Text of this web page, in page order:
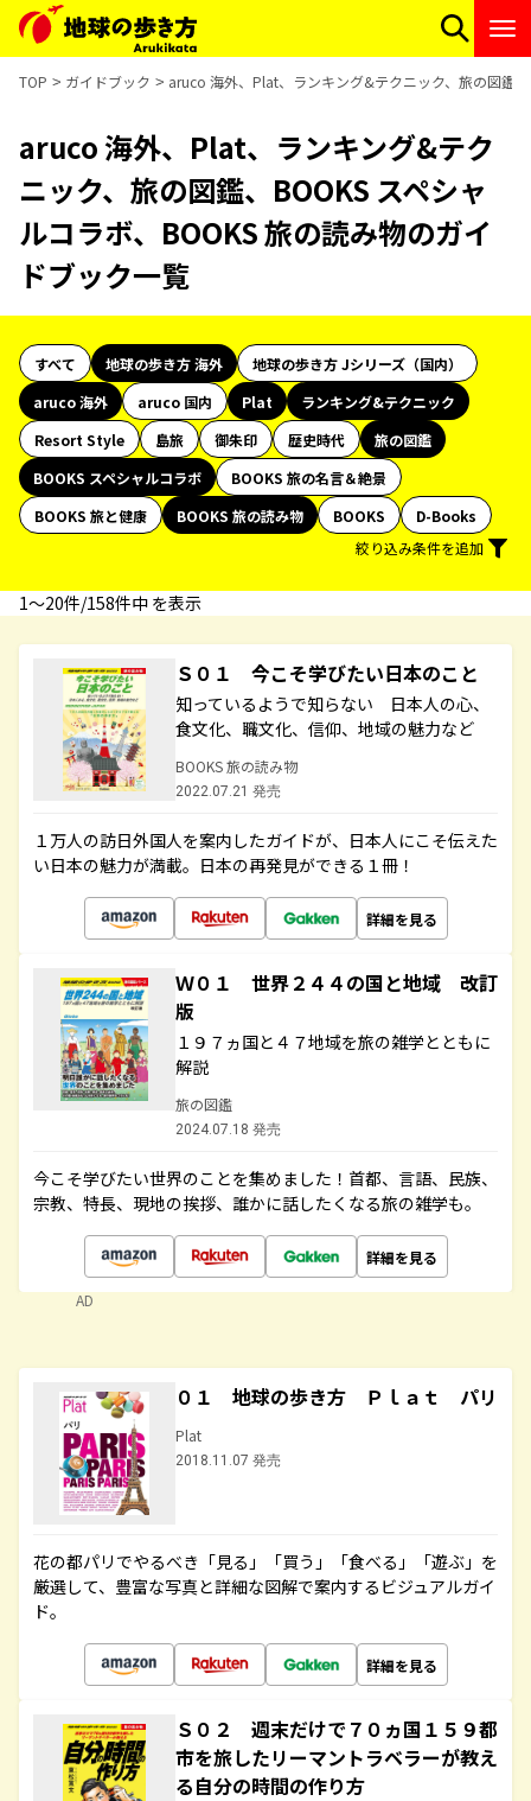
TOP ガイドブック aruco 海外、Plat、ランキング&テクニック、旅の図鑑
aruco 海外、Plat、ランキング&テク
ニック、旅の図鑑、BOOKS スペシャ
ルコラボ、BOOKS 旅の読み物のガイ
ドブック一覧
すべて 地球の歩き方 海外
地球の歩き方 Jシリーズ（国内）
aruco 海外
aruco 国内 Plat
ランキング&テクニック
Resort Style
島旅 御朱印 歴史時代
旅の図鑑
BOOKS スペシャルコラボ
BOOKS 旅の名言＆絶景
BOOKS 旅と健康
BOOKS 旅の読み物 BOOKS
D-Books
絞り込み条件を追加
1〜20件/158件中 を表示
Ｓ０１ 今こそ学びたい日本のこと
知っているようで知らない 日本人の心、
食文化、職文化、信仰、地域の魅力など
BOOKS 旅の読み物
2022.07.21 発売
１万人の訪日外国人を案内したガイドが、日本人にこそ伝えた
い日本の魅力が満載。日本の再発見ができる１冊！
詳細を見る
Ｗ０１ 世界２４４の国と地域 改訂
版
１９７ヵ国と４７地域を旅の雑学とともに
解説
旅の図鑑
2024.07.18 発売
今こそ学びたい世界のことを集めました！首都、言語、民族、
宗教、特長、現地の挨拶、誰かに話したくなる旅の雑学も。
詳細を見る
AD
０１ 地球の歩き方 Ｐｌａｔ パリ
Plat
2018.11.07 発売
花の都パリでやるべき「見る」「買う」「食べる」「遊ぶ」を
厳選して、豊富な写真と詳細な図解で案内するビジュアルガイ
ド。
詳細を見る
Ｓ０２ 週末だけで７０ヵ国１５９都
市を旅したリーマントラベラーが教え
る自分の時間の作り方